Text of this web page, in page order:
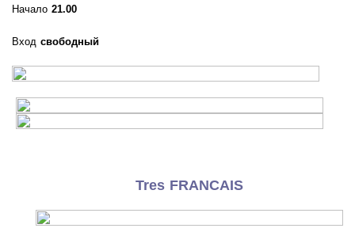
Начало21.00
Входсвободный
Tres FRANCAIS